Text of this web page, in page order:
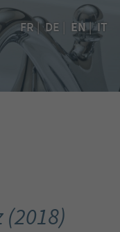
FR| DE EN| IT